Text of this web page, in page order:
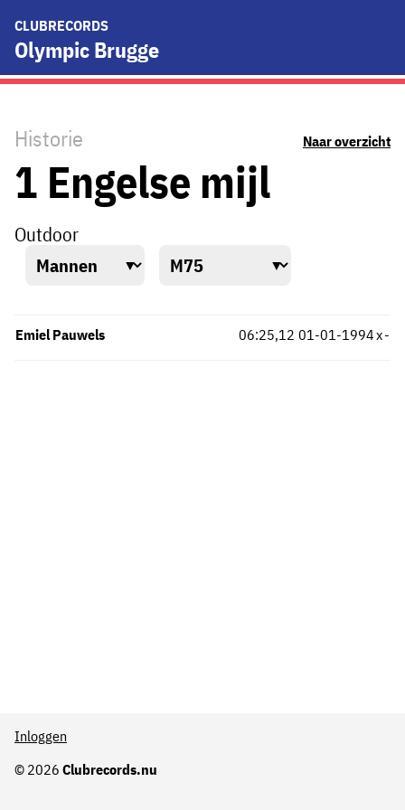
CLUBRECORDS
Olympic Brugge
Historie Naar overzicht
1 Engelse mijl
Outdoor
Emiel Pauwels x
06:25,12 -
01-01-1994
© 2026 Clubrecords.nu
Inloggen